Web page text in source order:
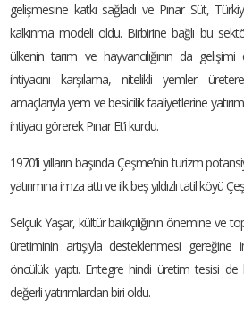
gelişmesine katkı sağladı ve Pınar Süt,
kalkınma modeli oldu. Birbirine bağlı bu
ülkenin tarım ve hayvancılığının da
ihtiyacını karşılama, nitelikli yemler
amaçlarıyla yem ve besicilik faaliyetlerine
ihtiyacı görerek Pınar Et’i kurdu.
1970’li yılların başında Çeşme’nin turizm
yatırımına imza attı ve ilk beş yıldızlı tatil köyü
Selçuk Yaşar, kültür balıkçılığının önemine ve
üretiminin artışıyla desteklenmesi
öncülük yaptı. Entegre hindi üretim tesisi de
değerli yatırımlardan biri oldu.